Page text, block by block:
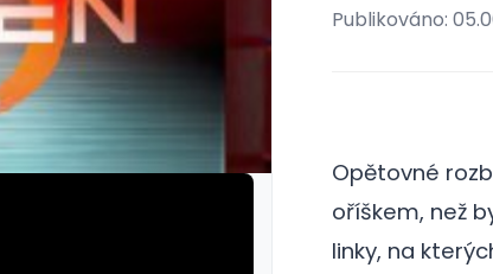
Publikováno:
Opětovné
oříškem, než
linky, na